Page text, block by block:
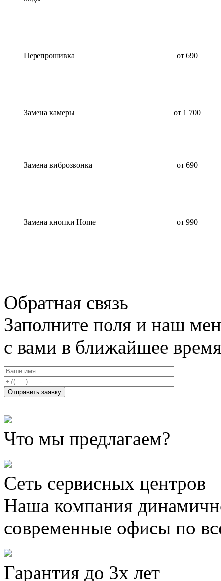
Перепрошивка от 690
Замена камеры от 1 700
Замена виброзвонка от 690
Замена кнопки Home от 990
Обратная связь
Заполните поля и наш
с вами в ближайшее время
Что мы предлагаем?
Сеть сервисных центров
Наша компания
современные офисы по
Гарантия до 3х лет